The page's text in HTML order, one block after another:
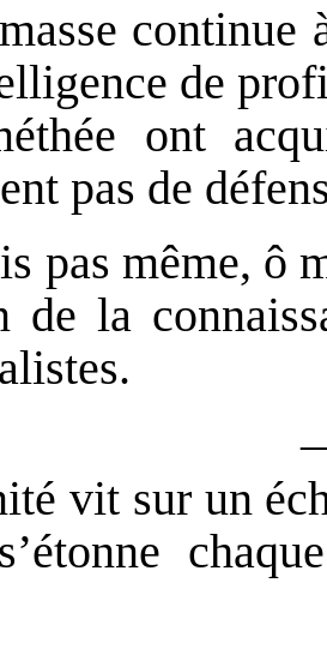
continue
de
ont
pas de
pas même, ô
de la
vit sur un